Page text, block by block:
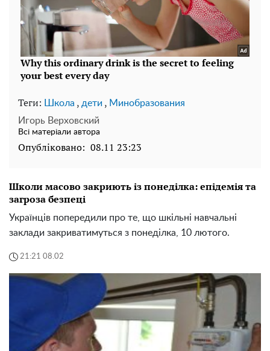
Теги: Школа , дети , Минобразования
Игорь Верховский
Всі матеріали автора
Опубліковано: 08.11 23:23
Школи масово закриють із понеділка: епідемія та
загроза безпеці
Українців попередили про те, що шкільні навчальні
заклади закриватимуться з понеділка, 10 лютого.
21:21 08.02